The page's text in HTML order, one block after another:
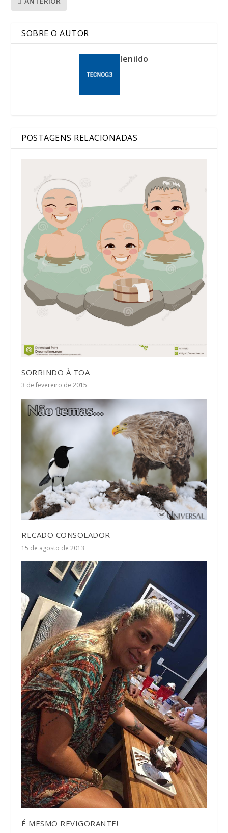
SOBRE O AUTOR
lenildo
POSTAGENS RELACIONADAS
SORRINDO À TOA
3 de fevereiro de 2015
RECADO CONSOLADOR
15 de agosto de 2013
É MESMO REVIGORANTE!